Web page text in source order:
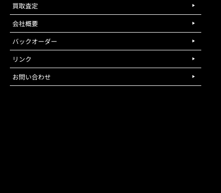
買取査定
会社概要
バックオーダー
リンク
お問い合わせ